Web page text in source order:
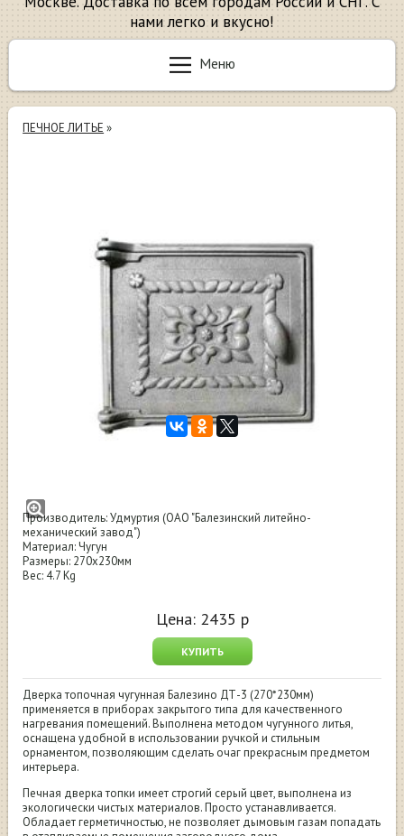
нами легко и вкусно!
Меню
ПЕЧНОЕ ЛИТЬЕ »
Производитель: Удмуртия (ОАО "Балезинский литейно-
механический завод")
Материал: Чугун
Размеры: 270х230мм
Вес: 4.7 Kg
Цена: 2435 р
КУПИТЬ
Дверка топочная чугунная Балезино ДТ-3 (270*230мм)
применяется в приборах закрытого типа для качественного
нагревания помещений. Выполнена методом чугунного литья,
оснащена удобной в использовании ручкой и стильным
орнаментом, позволяющим сделать очаг прекрасным предметом
интерьера.
Печная дверка топки имеет строгий серый цвет, выполнена из
экологически чистых материалов. Просто устанавливается.
Обладает герметичностью, не позволяет дымовым газам попадать